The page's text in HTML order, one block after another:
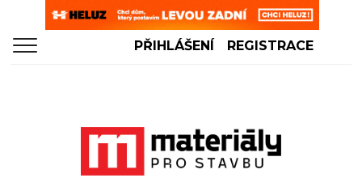
PŘIHLÁŠENÍ REGISTRACE